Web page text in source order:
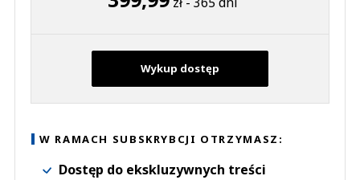
Wykup dostęp
W RAMACH SUBSKRYBCJI OTRZYMASZ:
Dostęp do ekskluzywnych treści